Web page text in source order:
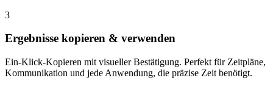
3
Ergebnisse kopieren & verwenden
Ein-Klick-Kopieren mit visueller Bestätigung. Perfekt für Zeitpläne,
Kommunikation und jede Anwendung, die präzise Zeit benötigt.